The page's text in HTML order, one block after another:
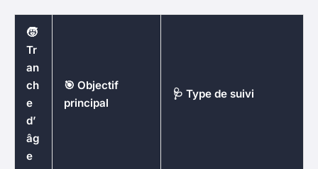
🧒
Tr
an
ch
e
d’
âg
e
🎯 Objectif
principal
🩺 Type de suivi